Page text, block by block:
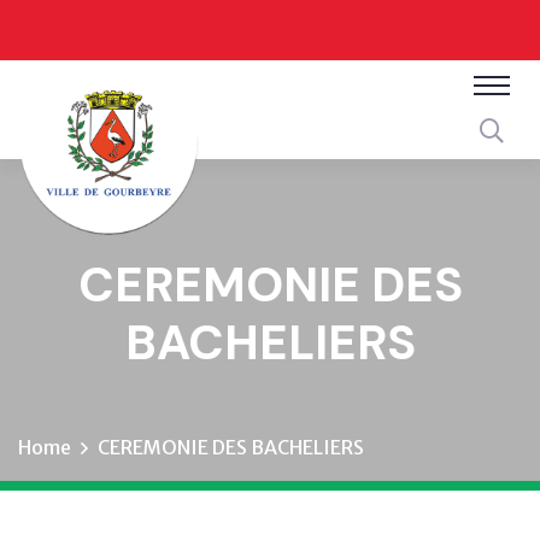
CEREMONIE DES
BACHELIERS
Home CEREMONIE DES BACHELIERS